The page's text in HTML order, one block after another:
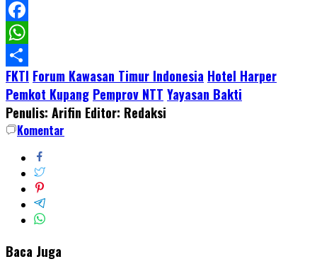
LinkedIn
Facebook
WhatsApp
Share
FKTI Forum Kawasan Timur Indonesia Hotel Harper
Pemkot Kupang Pemprov NTT Yayasan Bakti
Penulis: Arifin Editor: Redaksi
Komentar
Baca Juga